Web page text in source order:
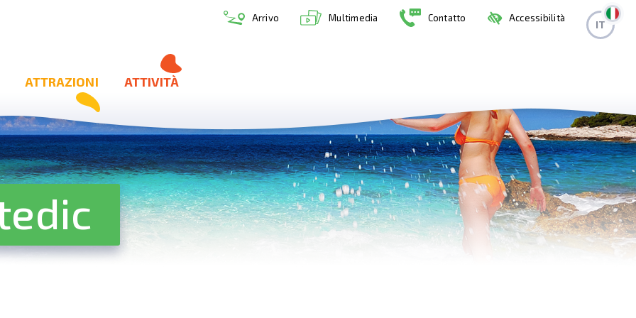
Arrivo Multimedia Contatto Accessibilità
IT
ATTRAZIONI ATTIVITÀ